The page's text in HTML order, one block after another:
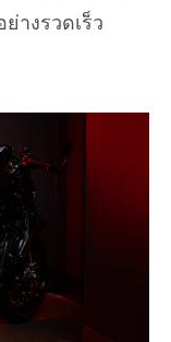
างรวดเร็ว